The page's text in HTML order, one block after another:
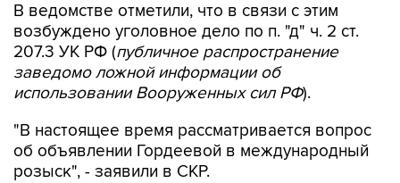
В ведомстве отметили, что в связи с этим
возбуждено уголовное дело по п. "д" ч. 2 ст.
207.3 УК РФ (публичное распространение
заведомо ложной информации об
использовании Вооруженных сил РФ).
"В настоящее время рассматривается вопрос
об объявлении Гордеевой в международный
розыск", - заявили в СКР.